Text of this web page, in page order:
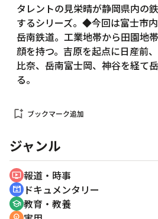
タレントの見栄晴が静岡県内の
するシリーズ。◆今回は富士市
岳南鉄道。工業地帯から田園地
顔を持つ。吉原を起点に日産前
比奈、岳南富士岡、神谷を経て
る。
bookmark_add ブックマーク追加
ジャンル
ondemand_video 報道・時事
cinematic_blur ドキュメンタリー
school 教育・教養